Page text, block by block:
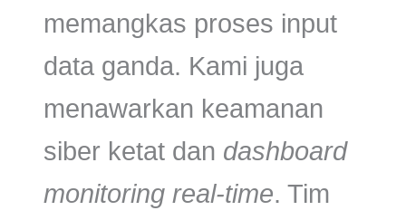
memangkas proses input
data ganda. Kami juga
menawarkan keamanan
siber ketat dan dashboard
monitoring real-time. Tim